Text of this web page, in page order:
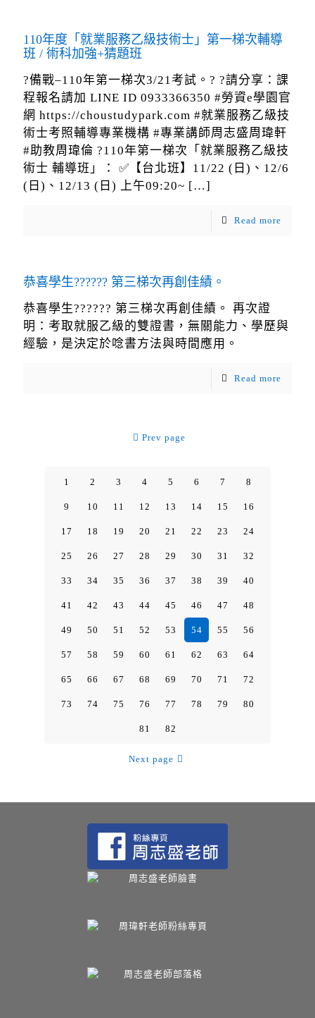
110年度「就業服務乙級技術士」第一梯次輔導
班 / 術科加強+猜題班
?備戰–110年第一梯次3/21考試。? ?請分享：課
程報名請加 LINE ID 0933366350 #勞資e學園官
網 https://choustudypark.com #就業服務乙級技
術士考照輔導專業機構 #專業講師周志盛周瑋軒
#助教周瑋倫 ?110年第一梯次「就業服務乙級技
術士 輔導班」： ✅【台北班】11/22 (日)、12/6
(日)、12/13 (日) 上午09:20~ […]
Read more
恭喜學生?????? 第三梯次再創佳績。
恭喜學生?????? 第三梯次再創佳績。 再次證
明：考取就服乙級的雙證書，無關能力、學歷與
經驗，是決定於唸書方法與時間應用。
Read more
Prev page
1 2 3 4 5 6 7 8
9 10 11 12 13 14 15 16
17 18 19 20 21 22 23 24
25 26 27 28 29 30 31 32
33 34 35 36 37 38 39 40
41 42 43 44 45 46 47 48
49 50 51 52 53 54 55 56
57 58 59 60 61 62 63 64
65 66 67 68 69 70 71 72
73 74 75 76 77 78 79 80
81 82
Next page